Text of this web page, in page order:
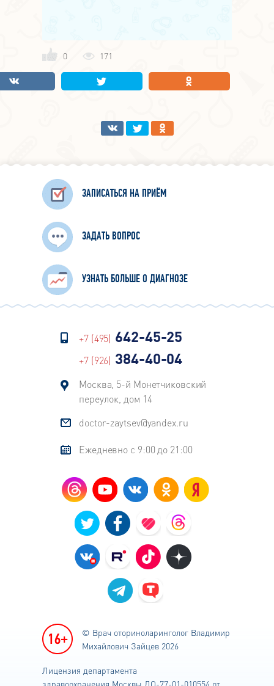
0 171
ЗАПИСАТЬСЯ НА ПРИЁМ
ЗАДАТЬ ВОПРОС
УЗНАТЬ БОЛЬШЕ О ДИАГНОЗЕ
+7 (495) 642-45-25
+7 (926) 384-40-04
Москва, 5-й Монетчиковский
переулок, дом 14
doctor-zaytsev@yandex.ru
Ежедневно с 9:00 до 21:00
© Врач оториноларинголог Владимир
Михайлович Зайцев 2026
Лицензия департамента
здравоохранения Москвы ЛО-77-01-010554 от